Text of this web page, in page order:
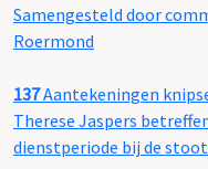
Samengesteld door
Roermond
137Aantekeningen
Therese Jaspers
dienstperiode bij de